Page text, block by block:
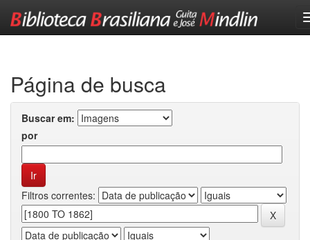
Página de busca
Buscar em:
por
Filtros correntes: